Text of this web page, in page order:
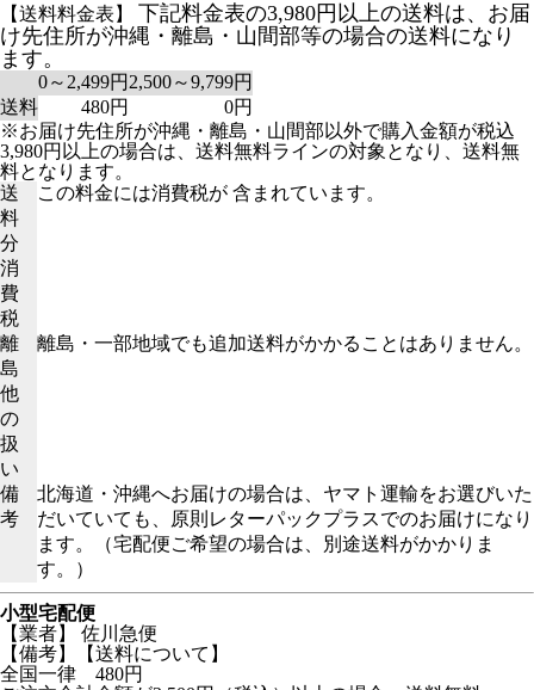
【送料料金表】
下記料金表の3,980円以上の送料は、お届
け先住所が沖縄・離島・山間部等の場合の送料になり
ます。
0～2,499円 2,500～9,799円
送料
480円
0円
※お届け先住所が沖縄・離島・山間部以外で購入金額が税込
3,980円以上の場合は、送料無料ラインの対象となり、送料無
料となります。
送
料
分
消
費
税
この料金には消費税が 含まれています。
離
島
他
の
扱
い
離島・一部地域でも追加送料がかかることはありません。
備
考
北海道・沖縄へお届けの場合は、ヤマト運輸をお選びいた
だいていても、原則レターパックプラスでのお届けになり
ます。（宅配便ご希望の場合は、別途送料がかかりま
す。）
小型宅配便
【業者】 佐川急便
【備考】【送料について】
全国一律 480円